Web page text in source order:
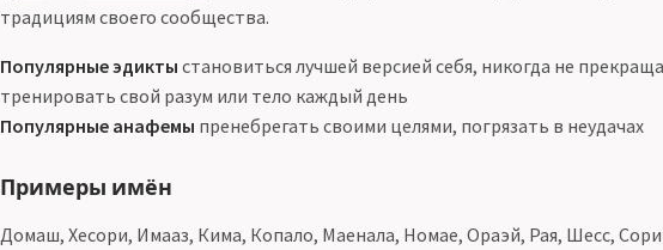
традициям своего сообщества.
Популярные эдикты становиться лучшей версией себя, никогда не
тренировать свой разум или тело каждый день
Популярные анафемы пренебрегать своими целями, погрязать в неудачах
Примеры имён
Домаш, Хесори, Имааз, Кима, Копало, Маенала, Номае, Ораэй, Рая, Шесс,